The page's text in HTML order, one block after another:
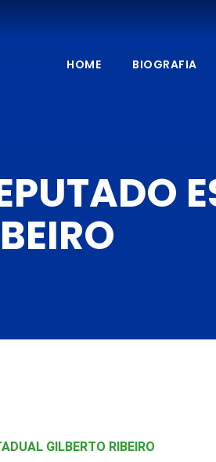
HOME BIOGRAFIA
GILBERTO RIBEIRO